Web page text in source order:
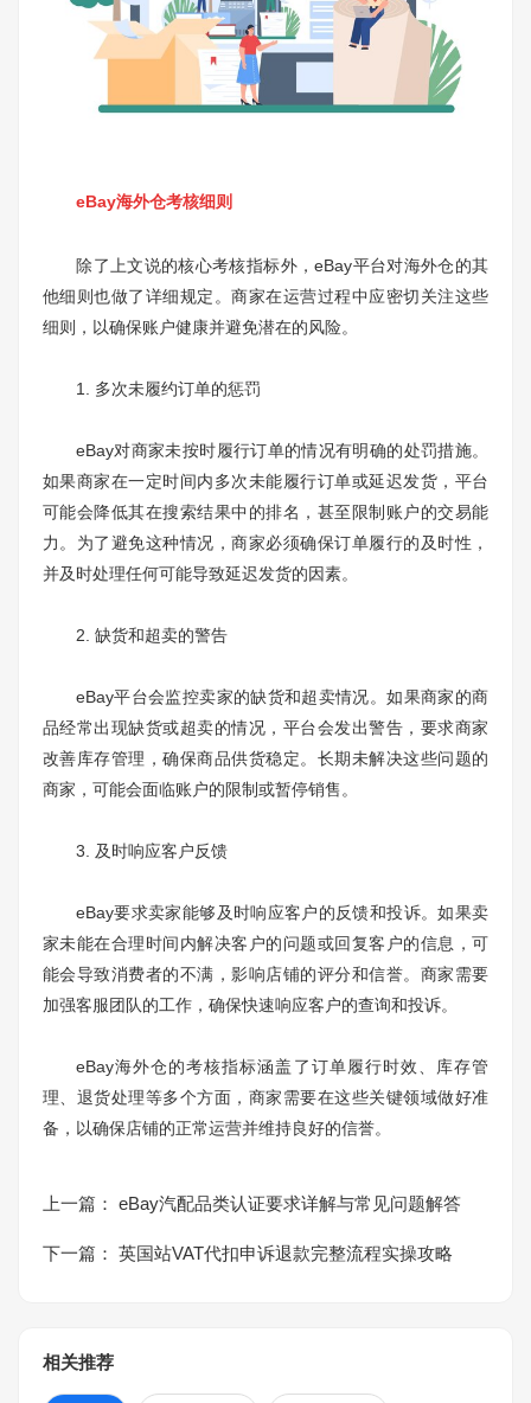
eBay海外仓考核细则
除了上文说的核心考核指标外，eBay平台对海外仓的其
他细则也做了详细规定。商家在运营过程中应密切关注这些
细则，以确保账户健康并避免潜在的风险。
1. 多次未履约订单的惩罚
eBay对商家未按时履行订单的情况有明确的处罚措施。
如果商家在一定时间内多次未能履行订单或延迟发货，平台
可能会降低其在搜索结果中的排名，甚至限制账户的交易能
力。为了避免这种情况，商家必须确保订单履行的及时性，
并及时处理任何可能导致延迟发货的因素。
2. 缺货和超卖的警告
eBay平台会监控卖家的缺货和超卖情况。如果商家的商
品经常出现缺货或超卖的情况，平台会发出警告，要求商家
改善库存管理，确保商品供货稳定。长期未解决这些问题的
商家，可能会面临账户的限制或暂停销售。
3. 及时响应客户反馈
eBay要求卖家能够及时响应客户的反馈和投诉。如果卖
家未能在合理时间内解决客户的问题或回复客户的信息，可
能会导致消费者的不满，影响店铺的评分和信誉。商家需要
加强客服团队的工作，确保快速响应客户的查询和投诉。
eBay海外仓的考核指标涵盖了订单履行时效、库存管
理、退货处理等多个方面，商家需要在这些关键领域做好准
备，以确保店铺的正常运营并维持良好的信誉。
上一篇： eBay汽配品类认证要求详解与常见问题解答
下一篇： 英国站VAT代扣申诉退款完整流程实操攻略
相关推荐